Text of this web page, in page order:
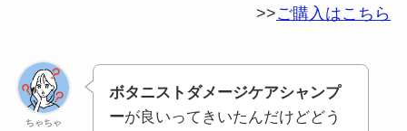
>>ご購入はこちら
ちゃちゃ
ボタニストダメージケアシャンプ
ーが良いってきいたんだけどどう